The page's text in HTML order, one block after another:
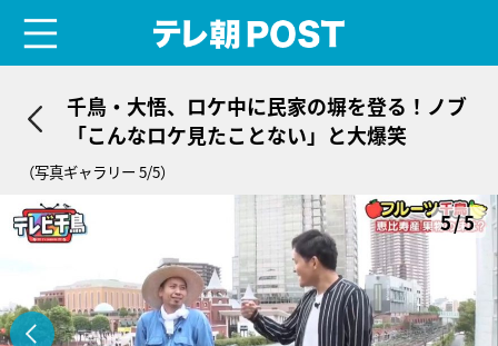
千鳥・大悟、ロケ中に民家の塀を登る！ノブ
「こんなロケ見たことない」と大爆笑
（写真ギャラリー 5/5）
5/5